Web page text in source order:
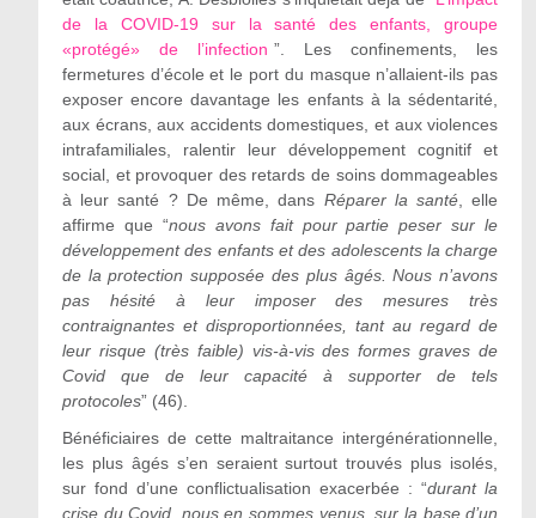
de la COVID-19 sur la santé des enfants, groupe
«protégé» de l’infection ”. Les confinements, les
fermetures d’école et le port du masque n’allaient-ils pas
exposer encore davantage les enfants à la sédentarité,
aux écrans, aux accidents domestiques, et aux violences
intrafamiliales, ralentir leur développement cognitif et
social, et provoquer des retards de soins dommageables
à leur santé ? De même, dans Réparer la santé , elle
affirme que “nous avons fait pour partie peser sur le
développement des enfants et des adolescents la charge
de la protection supposée des plus âgés. Nous n’avons
pas hésité à leur imposer des mesures très
contraignantes et disproportionnées, tant au regard de
leur risque (très faible) vis-à-vis des formes graves de
Covid que de leur capacité à supporter de tels
protocoles” (46).
Bénéficiaires de cette maltraitance intergénérationnelle,
les plus âgés s’en seraient surtout trouvés plus isolés,
sur fond d’une conflictualisation exacerbée : “durant la
crise du Covid, nous en sommes venus, sur la base d’un